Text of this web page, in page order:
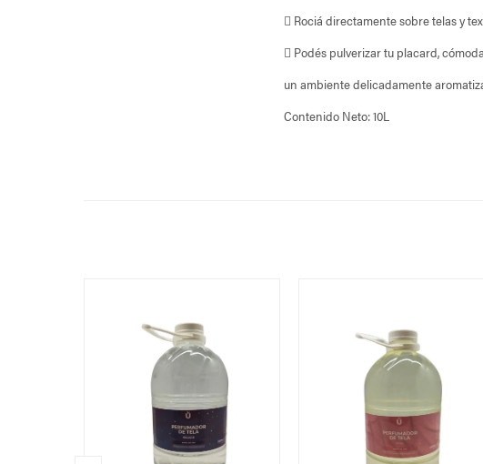
 Rociá directamente sobre telas y
 Podés pulverizar tu placard,
un ambiente delicadamente
Contenido Neto: 10L